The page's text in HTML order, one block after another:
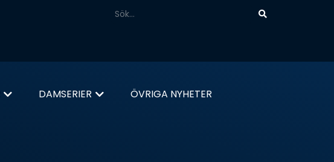
DAMSERIER ÖVRIGA NYHETER